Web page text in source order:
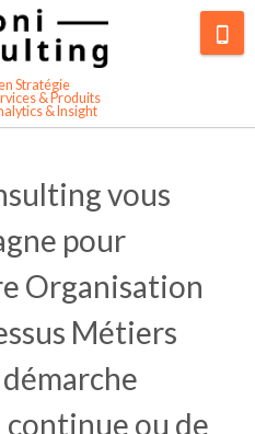
Stratégie
& Produits
& Insight
Clients
ServiceModel
vous
pour
Organisation
Métiers
ou de